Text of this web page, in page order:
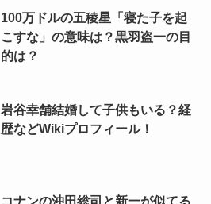
100万ドルの五稜星「寝た子を起
こすな」の意味は？黒羽盗一の目
的は？
岩谷幸舗結婚して子供もいる？経
歴などWikiプロフィール！